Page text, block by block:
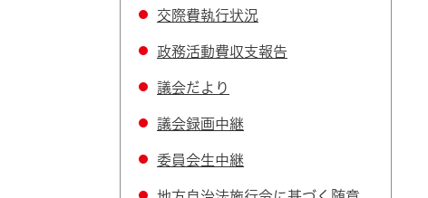
交際費執行状況
政務活動費収支報告
議会だより
議会録画中継
委員会生中継